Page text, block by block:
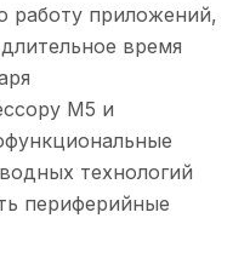
работу приложений,
время
M5 и
технологий
периферийные